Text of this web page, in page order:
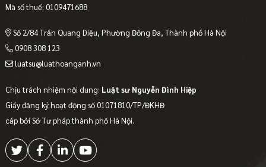
Mã số thuế: 0109471688
Số 2/84 Trần Quang Diệu, Phường Đống Đa, Thành phố Hà Nội
0908 308 123
luatsu@luathoanganh.vn
Chịu trách nhiệm nội dung: Luật sư Nguyễn Đình Hiệp
Giấy đăng ký hoạt động số 01071810/TP/ĐKHĐ
cấp bởi Sở Tư pháp thành phố Hà Nội.